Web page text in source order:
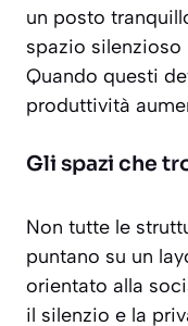
un posto
spazio silenzioso
Quando questi
produttività
Gli spazi che
Non tutte le
puntano su un
orientato alla
il silenzio e la